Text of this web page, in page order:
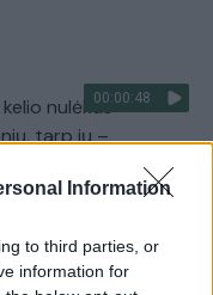
Information
to third parties, or
information for
00:00:48
nulėkus
tarp jų –
00:00:40
operacija